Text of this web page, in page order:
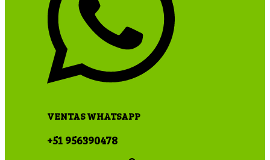
VENTAS WHATSAPP
+51 956390478